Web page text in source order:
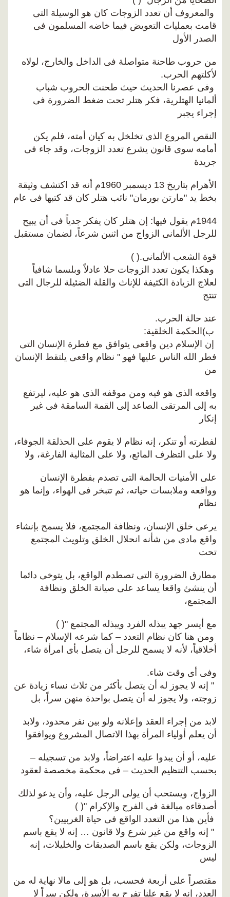
والمعروف أن تعدد الزوجات كان هو الوسيلة التى
قامت بعمليات التعويض فيما خاضه المسلمون فى
الصدر الأول
من حروب طاحنة متواصلة فى الداخل والخارج، لولاه
لأكلتهم الحرب.
وفى عصرنا الحديث حيث طحنت الحروب شباب
ألمانيا الهتلرية، فكر هتلر تحت ضغط الضرورة فى
إجراء يجبر
النقص المروع الذى تخلخل به كيان أمته، فلم يكن
أمامه سوى قانون يشرع تعدد الزوجات، وقد جاء فى
جريدة
الأهرام بتاريخ 13 ديسمبر 1960م أنه قد اكتشف وثيقة
بخط يد "مارتن بورمان" نائب هتلر كان قد كتبها فى عام
1944م يقول فيها: إن هتلر كان يفكر جدياً فى أن يبيح
للرجل الألمانى الزواج من اثنين شرعاً، لضمان مستقبل
قوة الشعب الألمانى.( )
وهكذا يكون تعدد الزوجات حلا عادلاً وبلسما شافياً
لعلاج الزيادة الكثيفة للإناث والقلة الضئيلة للرجال التى
تنتج
عند حالة الحرب.
ب)الحكمة الخلقية:
إن الإسلام دين واقعى يتوافق مع فطرة الإنسان التى
فطر الله الناس عليها فهو " نظام واقعى يلتقط الإنسان
من
واقعه الذى هو فيه ومن موقفه الذى هو عليه، ليرتفع
به إلى المرتقى الصاعد إلى القمة السامقة فى غير
إنكار
لفطرته أو تنكر، إنه نظام لا يقوم على الحذلقة الجوفاء،
ولا على التظرف المائع، ولا على المثالية الفارغة، ولا
على الأمنيات الحالمة التى تصدم بفطرة الإنسان
وواقعه وملابسات حياته، ثم تتبخر فى الهواء، وإنما هو
نظام
يرعى خلق الإنسان، ونظافة المجتمع، فلا يسمح بإنشاء
واقع مادى من شأنه انحلال الخلق وتلويث المجتمع
تحت
مطارق الضرورة التى تصطدم الواقع، بل يتوخى دائما
أن ينشئ واقعا يساعد على صيانة الخلق ونظافة
المجتمع،
مع أيسر جهد يبذله الفرد ويبذله المجتمع "( )
ومن هنا كان نظام التعدد – كما شرعه الإسلام – نظاماً
أخلاقياً، لأنه لا يسمح للرجل أن يتصل بأى امرأة شاء،
وفى أى وقت شاء.
" إنه لا يجوز له أن يتصل بأكثر من ثلاث نساء زيادة عن
زوجته، ولا يجوز له أن يتصل بواحدة منهن سراً، بل
لابد من إجراء العقد وإعلانه ولو بين نفر محدود، ولابد
أن يعلم أولياء المرأة بهذا الاتصال المشروع ويوافقوا
عليه، أو أن يبدوا عليه اعتراضاً، ولابد من تسجيله –
بحسب التنظيم الحديث – فى محكمة مخصصة لعقود
الزواج، ويستحب أن يولى الرجل عليه، وأن يدعو لذلك
أصدقاءه مبالغة فى الفرح والإكرام "( )
فأين هذا من التعدد الواقع فى حياة الغربيين؟
" إنه واقع من غير شرع ولا قانون … إنه لا يقع باسم
الزوجات، ولكن يقع باسم الصديقات والخليلات، إنه
ليس
مقتصراً على أربعة فحسب، بل هو إلى مالا نهاية له من
العدد، إنه لا يقع علنا تفرح به الأسرة، ولكن سراً لا